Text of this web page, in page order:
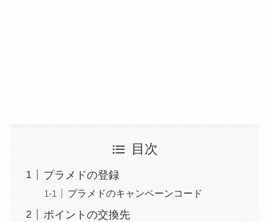
目次
プラメドの登録
プラメドのキャンペーンコード
ポイントの交換先